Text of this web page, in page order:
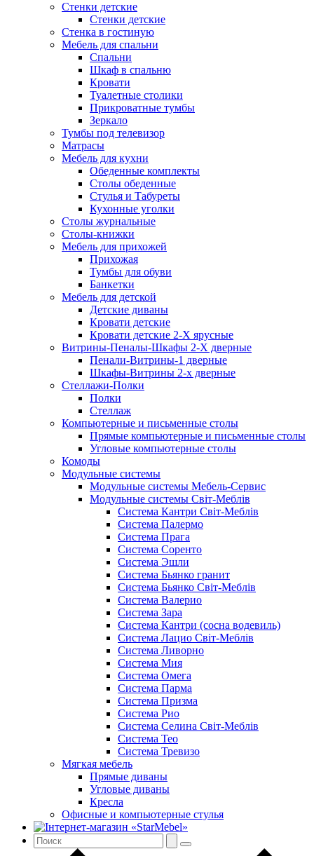
Стенки детские
Стенки детские
Стенка в гостиную
Мебель для спальни
Спальни
Шкаф в спальню
Кровати
Туалетные столики
Прикроватные тумбы
Зеркало
Тумбы под телевизор
Матрасы
Мебель для кухни
Обеденные комплекты
Столы обеденные
Стулья и Табуреты
Кухонные уголки
Столы журнальные
Столы-книжки
Мебель для прихожей
Прихожая
Тумбы для обуви
Банкетки
Мебель для детской
Детские диваны
Кровати детские
Кровати детские 2-Х ярусные
Витрины-Пеналы-Шкафы 2-Х дверные
Пенали-Витрины-1 дверные
Шкафы-Витрины 2-х дверные
Стеллажи-Полки
Полки
Стеллаж
Компьютерные и письменные столы
Прямые компьютерные и письменные столы
Угловые компьютерные столы
Комоды
Модульные системы
Модульные системы Мебель-Сервис
Модульные системы Світ-Meблів
Cистема Кантри Світ-Меблів
Cистема Палермо
Cистема Прага
Cистема Соренто
Cистема Эшли
Система Бьянко гранит
Система Бьянко Світ-Меблів
Система Валерио
Система Зара
Система Кантри (сосна водевиль)
Система Лацио Світ-Меблів
Система Ливорно
Система Мия
Система Омега
Система Парма
Система Призма
Система Рио
Система Селина Світ-Меблів
Система Тео
Система Тревизо
Мягкая мебель
Прямые диваны
Угловые диваны
Кресла
Офисные и компьютерные стулья